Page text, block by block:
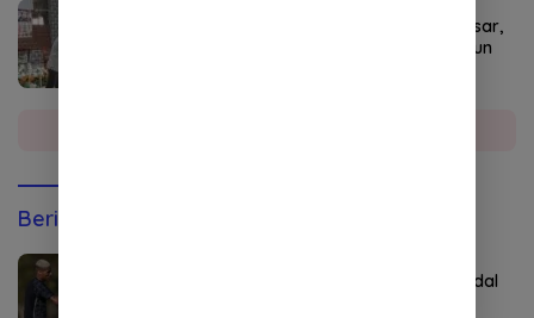
Kakao Aceh Tenggara Punya Potensi Besar,
SMK PP Kutacane Siapkan SDM dari Kebun
Berita Olahraga
Kemenangan Uji Coba Perdana Jadi Modal